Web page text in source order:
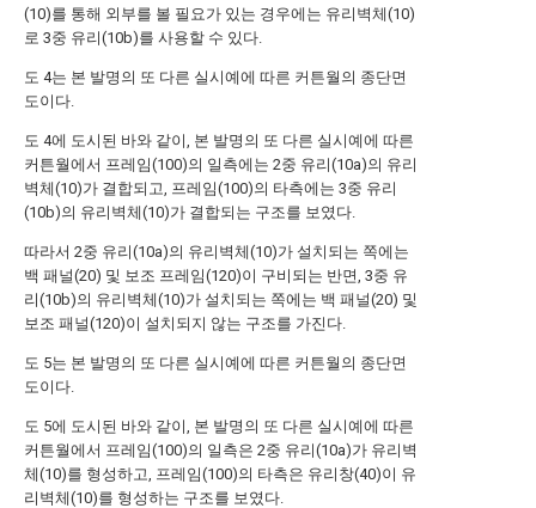
(10)를 통해 외부를 볼 필요가 있는 경우에는 유리벽체(10)
로 3중 유리(10b)를 사용할 수 있다.
도 4는 본 발명의 또 다른 실시예에 따른 커튼월의 종단면
도이다.
도 4에 도시된 바와 같이, 본 발명의 또 다른 실시예에 따른
커튼월에서 프레임(100)의 일측에는 2중 유리(10a)의 유리
벽체(10)가 결합되고, 프레임(100)의 타측에는 3중 유리
(10b)의 유리벽체(10)가 결합되는 구조를 보였다.
따라서 2중 유리(10a)의 유리벽체(10)가 설치되는 쪽에는
백 패널(20) 및 보조 프레임(120)이 구비되는 반면, 3중 유
리(10b)의 유리벽체(10)가 설치되는 쪽에는 백 패널(20) 및
보조 패널(120)이 설치되지 않는 구조를 가진다.
도 5는 본 발명의 또 다른 실시예에 따른 커튼월의 종단면
도이다.
도 5에 도시된 바와 같이, 본 발명의 또 다른 실시예에 따른
커튼월에서 프레임(100)의 일측은 2중 유리(10a)가 유리벽
체(10)를 형성하고, 프레임(100)의 타측은 유리창(40)이 유
리벽체(10)를 형성하는 구조를 보였다.